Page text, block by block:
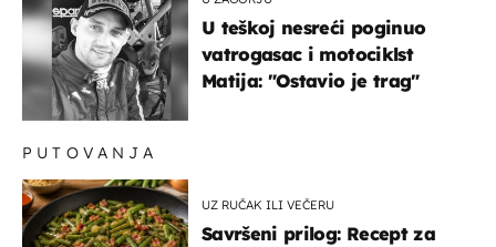
U teškoj nesreći poginuo
vatrogasac i motociklst
Matija: "Ostavio je trag"
PUTOVANJA
UZ RUČAK ILI VEČERU
Savršeni prilog: Recept za